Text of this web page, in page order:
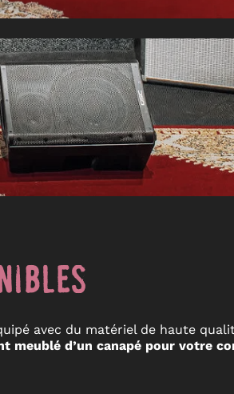
avec du matériel de haute
meublé d’un canapé pour votre